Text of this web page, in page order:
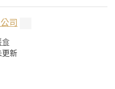
司
食
更新